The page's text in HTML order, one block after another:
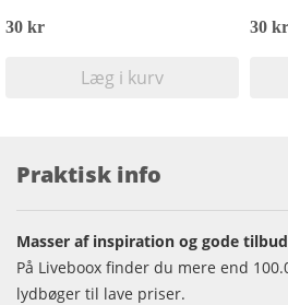
30 kr
Læg i kurv
30 kr
Praktisk info
Masser af inspiration og gode tilbud
På Liveboox finder du mere end
lydbøger til lave priser.